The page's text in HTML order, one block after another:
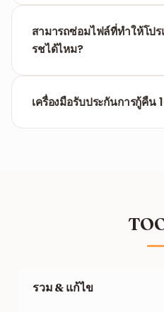
ปลدล็อก PDFแต่ถ้าตัวอ่านแจ้ง
แสดงว่าไฟล์เสียหายและควรซ่
สามารถซ่อมไฟล์ที่ทำให้โปร
รชได้ไหม?
โครงสร้างไฟล์ที่ร้ายแรง เค
เครื่องมือรับประกันการกู้คืน
รวม & แก้ไข